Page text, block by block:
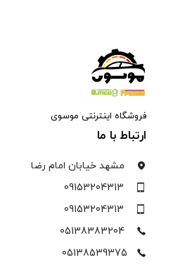
فروشگاه اینترنتی موسوی
ارتباط با ما
مشهد خیابان امام رضا
09153204313
09153204313
05138383204
05138539375